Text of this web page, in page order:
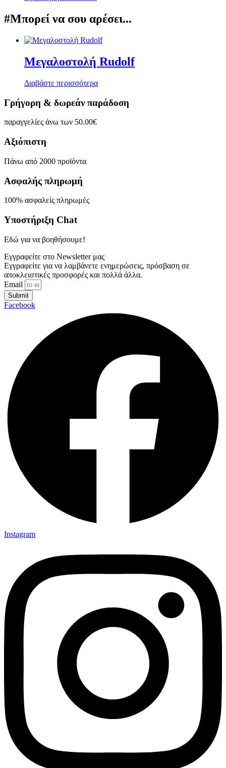
#Μπορεί να σου αρέσει...
Μεγαλοστολή Rudolf
Διαβάστε περισσότερα
Γρήγορη & δωρεάν παράδοση
παραγγελίες άνω των 50.00€
Αξιόπιστη
Πάνω από 2000 προϊόντα
Ασφαλής πληρωμή
100% ασφαλείς πληρωμές
Υποστήριξη Chat
Εδώ για να βοηθήσουμε!
Εγγραφείτε στο Newsletter μας
Εγγραφείτε για να λαμβάνετε ενημερώσεις, πρόσβαση σε
αποκλειστικές προσφορές και πολλά άλλα.
Email
Submit
Facebook
Instagram